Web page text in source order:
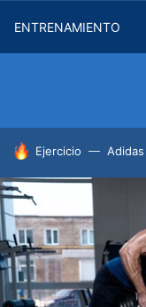
ENTRENAMIENTO
HOY SE HABLA DE
Ejercicio Adidas